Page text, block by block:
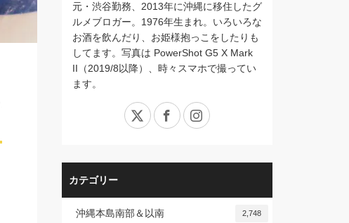
元・渋谷勤務、2013年に沖縄に移住したグ
ルメブロガー。1976年生まれ。いろいろな
お酒を飲んだり、お姫様抱っこをしたりも
してます。写真は PowerShot G5 X Mark
II（2019/8以降）、時々スマホで撮ってい
ます。
X FacebookInstagram
カテゴリー
沖縄本島南部＆以南 2,748